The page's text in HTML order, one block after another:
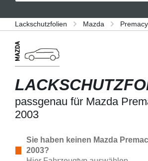
Lackschutzfolien Mazda Premacy
passgenau für Mazda
2003
Sie haben keinen Mazda
2003?